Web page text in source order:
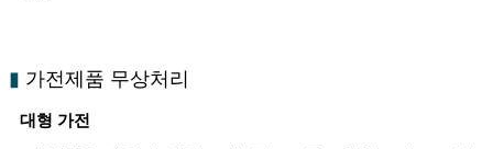
▮ 가전제품 무상처리
대형 가전